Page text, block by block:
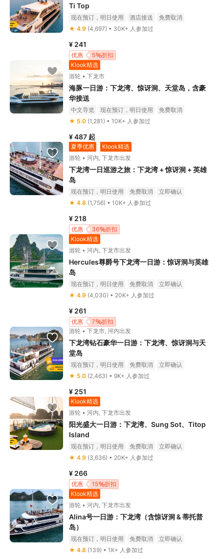
Ti Top
现在预订，明日使用 酒店接送
免费取消
立即确认
★ 4.9 (4,697) • 30K+ 人参加过
¥ 241
5 折扣
优惠
Klook精选
游轮 • 下龙市
海豚一日游：下龙湾、惊讶洞、天堂岛，含豪
华接送
中文导览 现在预订，明日使用
免费取消
立即确认
★ 5.0 (1,281) • 10K+ 人参加过
¥ 487 起
夏季优惠
Klook精选
游轮 • 河内, 下龙市出发
下龙湾一日巡游之旅：下龙湾 + 惊讶洞 + 英雄
岛
现在预订，明日使用 免费取消
立即确认
★ 4.8 (1,756) • 10K+ 人参加过
¥ 218
36 折扣
优惠
Klook精选
游轮 • 河内, 下龙市出发
Hercules尊爵号下龙湾一日游：惊讶洞与英雄
岛
现在预订，明日使用 免费取消
立即确认
★ 4.9 (4,030) • 20K+ 人参加过
¥ 261
7 折扣
优惠
游轮 • 下龙市, 河内出发
下龙湾钻石豪华一日游：下龙湾、惊讶洞与天
堂岛
现在预订，明日使用 免费取消
立即确认
★ 5.0 (2,463) • 9K+ 人参加过
¥ 251
Klook精选
游轮 • 河内, 下龙市出发
阳光盛大一日游：下龙湾、Sung Sot、Titop
Island
现在预订，明日使用 免费取消
立即确认
★ 4.9 (3,636) • 20K+ 人参加过
¥ 266
15 折扣
优惠
Klook精选
游轮 • 河内, 下龙市出发
Alina号一日游：下龙湾（含惊讶洞 & 蒂托普
岛）
现在预订，明日使用 免费取消
立即确认
★ 4.8 (139) • 1K+ 人参加过